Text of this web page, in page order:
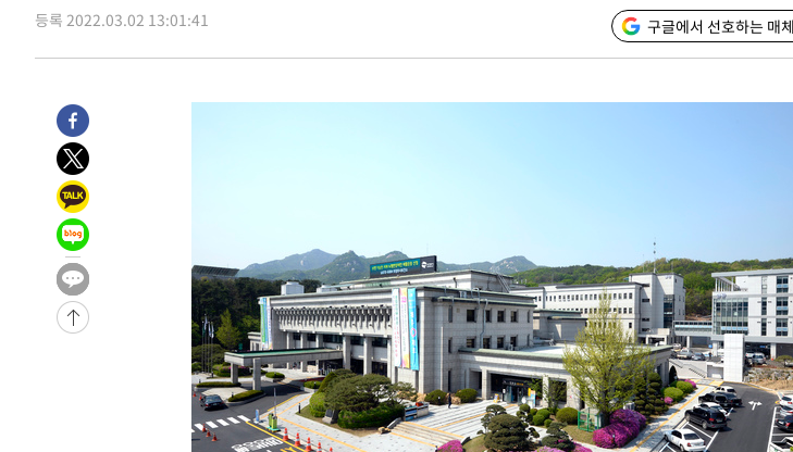
발효
-22870초 전 >[속보]트럼프, 美 원정출산 금지 행정명령 서명
-20570초 전 >[속보] 뉴욕증시, 일제 하락 마감…나스닥 0.06%↓
등록 2022.03.02 13:01:41 구글에서 선호하는 매